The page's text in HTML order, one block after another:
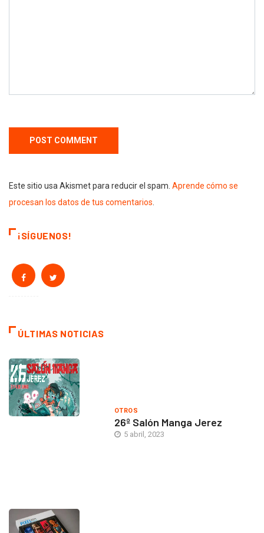
Este sitio usa Akismet para reducir el spam. Aprende cómo se
procesan los datos de tus comentarios
¡SÍGUENOS!
ÚLTIMAS NOTICIAS
OTROS
26º Salón Manga Jerez
5 abril, 2023